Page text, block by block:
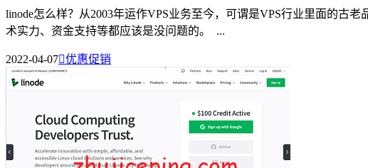
linode怎么样？从2003年运作VPS业务至今，可谓是VPS行业里面的古
术实力、资金支持等都应该是没问题的。 ...
2022-04-07优惠促销